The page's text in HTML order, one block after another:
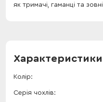
як тримачі, гаманці та
Характеристики
Колір
Серія чохлів